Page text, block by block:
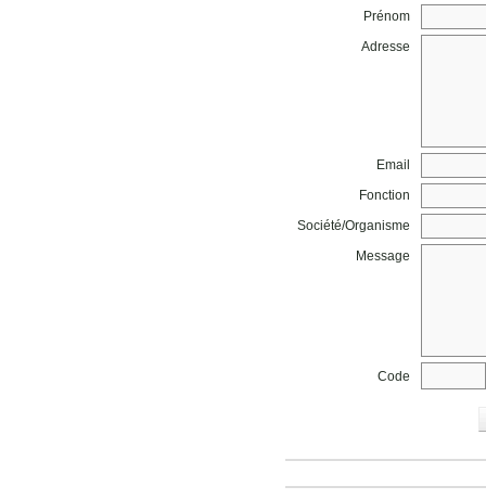
Prénom
Adresse
Email
Fonction
Société/Organisme
Message
Code